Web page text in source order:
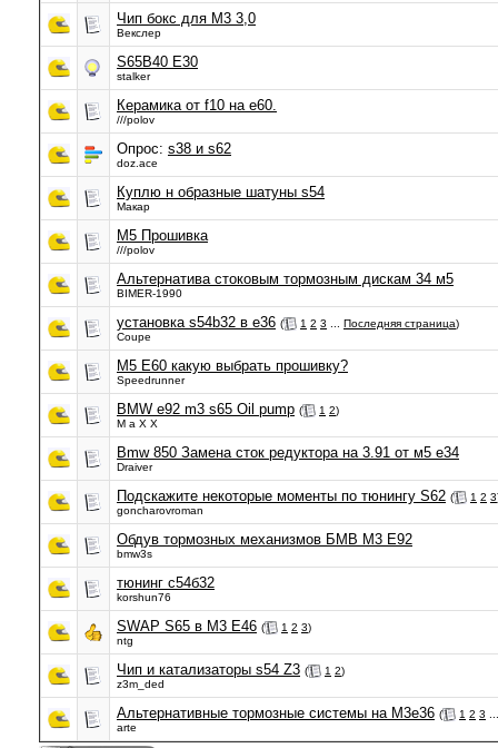
Чип бокс для М3 3,0
Векслер
S65B40 E30
stalker
Керамика от f10 на е60.
///polov
Опрос: s38 и s62
doz.ace
Куплю н образные шатуны s54
Макар
M5 Прошивка
///polov
Альтернатива стоковым тормозным дискам 34 м5
BIMER-1990
установка s54b32 в e36 ( 1 2 3 Последняя страница)
Coupe
M5 E60 какую выбрать прошивку?
Speedrunner
BMW e92 m3 s65 Oil pump ( 1 2)
M a X X
Bmw 850 Замена сток редуктора на 3.91 от м5 е34
Draiver
Подскажите некоторые моменты по тюнингу S62 ( 1 2 3
goncharovroman
Обдув тормозных механизмов БМВ М3 Е92
bmw3s
тюнинг с54б32
korshun76
SWAP S65 в М3 Е46 ( 1 2 3)
ntg
Чип и катализаторы s54 Z3 ( 1 2)
z3m_ded
Альтернативные тормозные системы на М3е36 ( 1 2 3
arte